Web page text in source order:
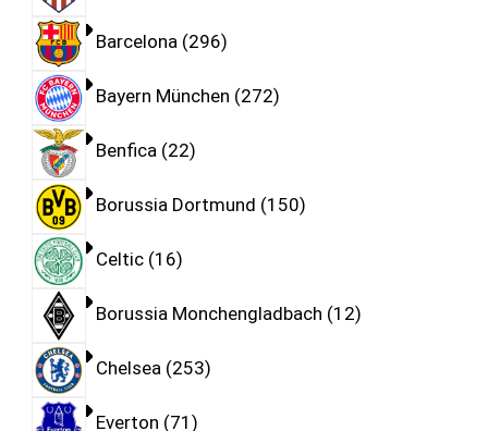
Barcelona 296
Bayern München 272
Benfica 22
Borussia Dortmund 150
Celtic 16
Borussia Monchengladbach 12
Chelsea 253
Everton 71